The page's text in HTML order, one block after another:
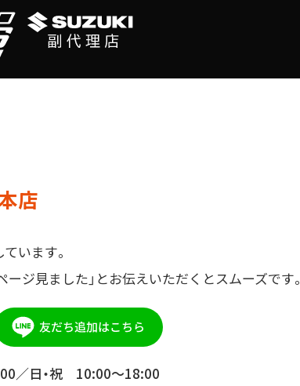
店
います。
ージ見ました」とお伝えいただくとスムーズです。
／日・祝 10:00～18:00